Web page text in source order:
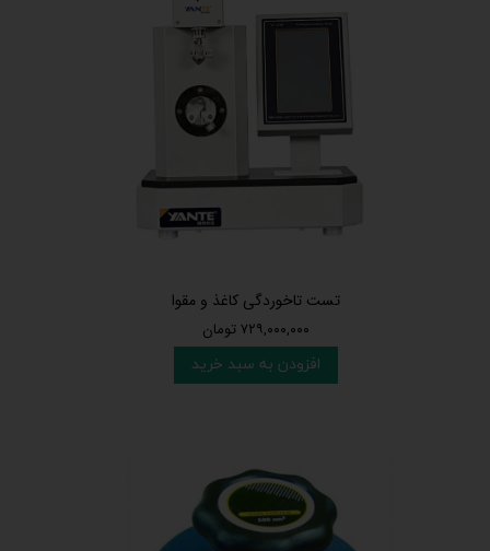
تست تاخوردگی کاغذ و مقوا
۷۲۹,۰۰۰,۰۰۰ تومان
افزودن به سبد خرید